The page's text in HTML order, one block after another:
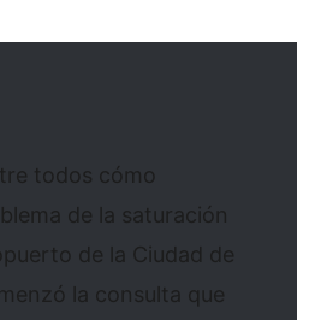
todos cómo
de la saturación
de la Ciudad de
la consulta que